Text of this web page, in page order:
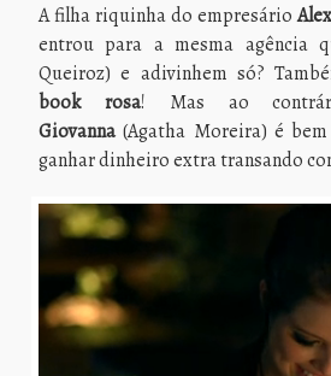
A filha riquinha do empresárioAlex
entrou para a mesma agência
Queiroz) e adivinhem só?
book rosa! Mas ao
Giovanna(Agatha Moreira) é
ganhar dinheiro extra transando